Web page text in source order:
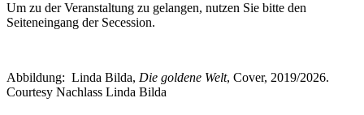
Um zu der Veranstaltung zu gelangen, nutzen Sie bitte den
Seiteneingang der Secession.
Abbildung: Linda Bilda, Die goldene Welt, Cover, 2019/2026.
Courtesy Nachlass Linda Bilda